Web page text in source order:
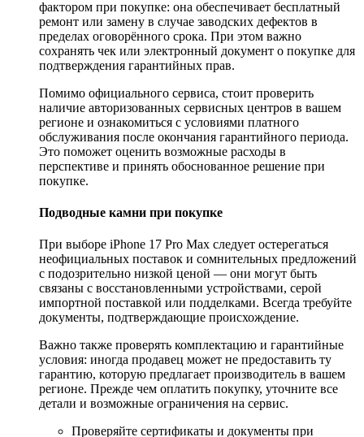
фактором при покупке: она обеспечивает бесплатный
ремонт или замену в случае заводских дефектов в
пределах оговорённого срока. При этом важно
сохранять чек или электронный документ о покупке для
подтверждения гарантийных прав.
Помимо официального сервиса, стоит проверить
наличие авторизованных сервисных центров в вашем
регионе и ознакомиться с условиями платного
обслуживания после окончания гарантийного периода.
Это поможет оценить возможные расходы в
перспективе и принять обоснованное решение при
покупке.
Подводные камни при покупке
При выборе iPhone 17 Pro Max следует остерегаться
неофициальных поставок и сомнительных предложений
с подозрительно низкой ценой — они могут быть
связаны с восстановленными устройствами, серой
импортной поставкой или подделками. Всегда требуйте
документы, подтверждающие происхождение.
Важно также проверять комплектацию и гарантийные
условия: иногда продавец может не предоставить ту
гарантию, которую предлагает производитель в вашем
регионе. Прежде чем оплатить покупку, уточните все
детали и возможные ограничения на сервис.
Проверяйте сертификаты и документы при